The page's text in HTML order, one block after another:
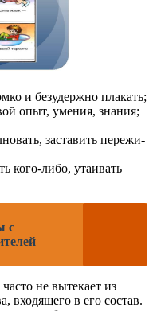
и без­удерж­но плакать;
опыт, уме­ния, зна­ния;
заста­вить пере­жи­
кого-либо, ута­и­вать
с
не выте­ка­ет из
вхо­дя­ще­го в его состав.